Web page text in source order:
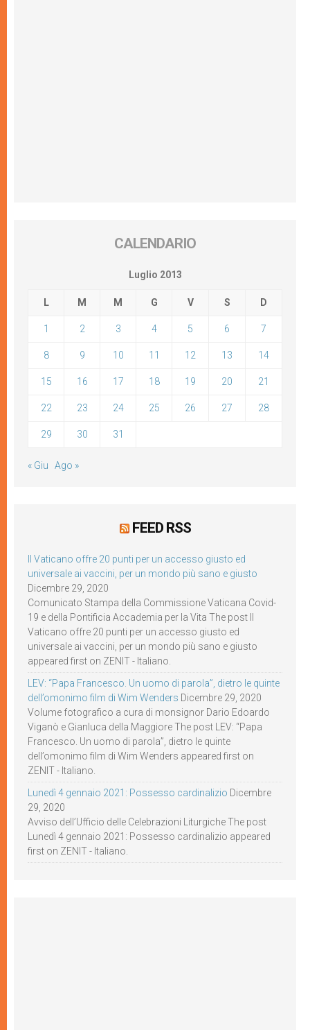
CALENDARIO
Luglio 2013
L M M G V S D
1 2 3 4 5 6 7
8 9 10 11 12 13 14
15 16 17 18 19 20 21
22 23 24 25 26 27 28
29 30 31
« Giu Ago »
FEED RSS
Il Vaticano offre 20 punti per un accesso giusto ed
universale ai vaccini, per un mondo più sano e giusto
Dicembre 29, 2020
Comunicato Stampa della Commissione Vaticana Covid-
19 e della Pontificia Accademia per la Vita The post Il
Vaticano offre 20 punti per un accesso giusto ed
universale ai vaccini, per un mondo più sano e giusto
appeared first on ZENIT - Italiano.
LEV: “Papa Francesco. Un uomo di parola”, dietro le quinte
dell’omonimo film di Wim Wenders Dicembre 29, 2020
Volume fotografico a cura di monsignor Dario Edoardo
Viganò e Gianluca della Maggiore The post LEV: “Papa
Francesco. Un uomo di parola”, dietro le quinte
dell’omonimo film di Wim Wenders appeared first on
ZENIT - Italiano.
Lunedì 4 gennaio 2021: Possesso cardinalizio Dicembre
29, 2020
Avviso dell’Ufficio delle Celebrazioni Liturgiche The post
Lunedì 4 gennaio 2021: Possesso cardinalizio appeared
first on ZENIT - Italiano.